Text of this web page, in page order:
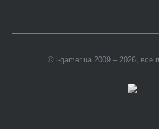
© i-gamer.ua 2009 – 2026, все